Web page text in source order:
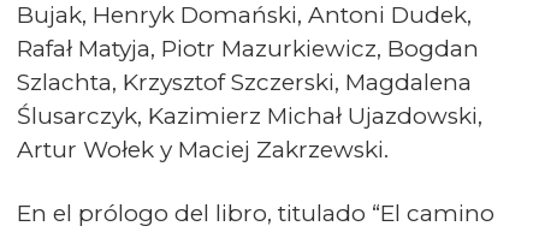
Bujak, Henryk Domański, Antoni Dudek,
Rafał Matyja, Piotr Mazurkiewicz, Bogdan
Szlachta, Krzysztof Szczerski, Magdalena
Ślusarczyk, Kazimierz Michał Ujazdowski,
Artur Wołek y Maciej Zakrzewski.
En el prólogo del libro, titulado “El camino